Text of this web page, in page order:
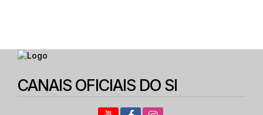
CANAIS OFICIAIS DO SI